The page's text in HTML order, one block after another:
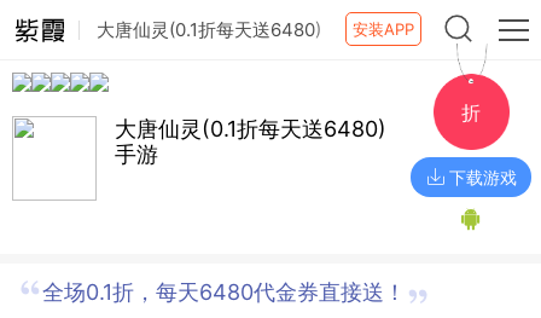
大唐仙灵(0.1折每天送6480)
手游
安装APP
大唐仙灵(0.1折每天送6480)
手游
折
下载游戏
全场0.1折，每天6480代金券直接送！